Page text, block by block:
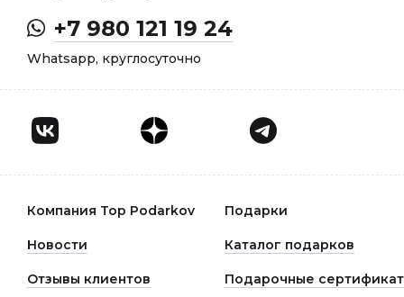
+7 980 121 19 24
Whatsapp, круглосуточно
Компания Top Podarkov Подарки
Новости Каталог подарков
Отзывы клиентов Подарочные